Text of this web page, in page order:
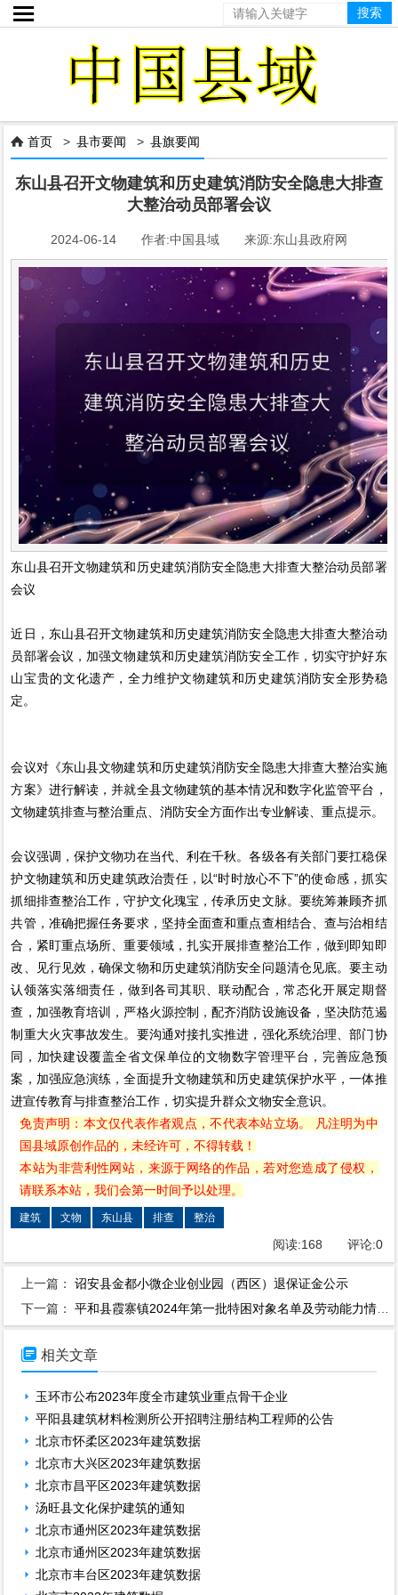

 首页 >县市要闻 >县旗要闻
东山县召开文物建筑和历史建筑消防安全隐患大排查
大整治动员部署会议
2024-06-14 作者:中国县域 来源:东山县政府网
东山县召开文物建筑和历史建筑消防安全隐患大排查大整治动员部署
会议
近日，东山县召开文物建筑和历史建筑消防安全隐患大排查大整治动
员部署会议，加强文物建筑和历史建筑消防安全工作，切实守护好东
山宝贵的文化遗产，全力维护文物建筑和历史建筑消防安全形势稳
定。
会议对《东山县文物建筑和历史建筑消防安全隐患大排查大整治实施
方案》进行解读，并就全县文物建筑的基本情况和数字化监管平台，
文物建筑排查与整治重点、消防安全方面作出专业解读、重点提示。
会议强调，保护文物功在当代、利在千秋。各级各有关部门要扛稳保
护文物建筑和历史建筑政治责任，以“时时放心不下”的使命感，抓实
抓细排查整治工作，守护文化瑰宝，传承历史文脉。要统筹兼顾齐抓
共管，准确把握任务要求，坚持全面查和重点查相结合、查与治相结
合，紧盯重点场所、重要领域，扎实开展排查整治工作，做到即知即
改、见行见效，确保文物和历史建筑消防安全问题清仓见底。要主动
认领落实落细责任，做到各司其职、联动配合，常态化开展定期督
查，加强教育培训，严格火源控制，配齐消防设施设备，坚决防范遏
制重大火灾事故发生。要沟通对接扎实推进，强化系统治理、部门协
同，加快建设覆盖全省文保单位的文物数字管理平台，完善应急预
案，加强应急演练，全面提升文物建筑和历史建筑保护水平，一体推
进宣传教育与排查整治工作，切实提升群众文物安全意识。
免责声明：本文仅代表作者观点，不代表本站立场。 凡注明为中
国县域原创作品的，未经许可，不得转载！
本站为非营利性网站，来源于网络的作品，若对您造成了侵权，
请联系本站，我们会第一时间予以处理。
建筑 文物 东山县 排查 整治
阅读:168 评论:0
上一篇：诏安县金都小微企业创业园（西区）退保证金公示
下一篇：平和县霞寨镇2024年第一批特困对象名单及劳动能力情况表
 相关文章
玉环市公布2023年度全市建筑业重点骨干企业
平阳县建筑材料检测所公开招聘注册结构工程师的公告
北京市怀柔区2023年建筑数据
北京市大兴区2023年建筑数据
北京市昌平区2023年建筑数据
汤旺县文化保护建筑的通知
北京市通州区2023年建筑数据
北京市通州区2023年建筑数据
北京市丰台区2023年建筑数据